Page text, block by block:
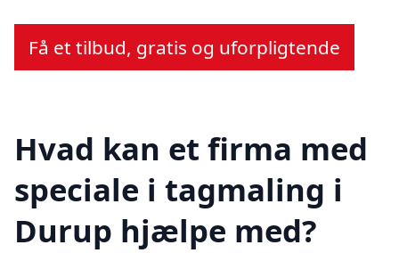
Få et tilbud, gratis og uforpligtende
Hvad kan et firma med
speciale i tagmaling i
Durup hjælpe med?